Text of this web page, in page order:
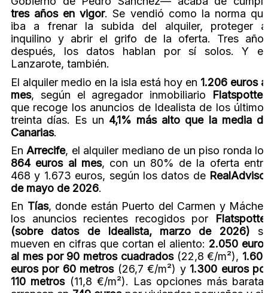
tres años en vigor. Se vendió como la norma
iba a frenar la subida del alquiler, proteger
inquilino y abrir el grifo de la oferta. Tres
después, los datos hablan por sí solos. Y
Lanzarote, también.
El alquiler medio en la isla está hoy en 1.206 euros
mes, según el agregador inmobiliario Flatspotter
que recoge los anuncios de Idealista de los
treinta días. Es un 4,1% más alto que la media
Canarias.
En Arrecife, el alquiler mediano de un piso ronda
864 euros al mes, con un 80% de la oferta
468 y 1.673 euros, según los datos de
de mayo de 2026.
En Tías, donde están Puerto del Carmen y
los anuncios recientes recogidos por
(sobre datos de Idealista, marzo de 2026)
mueven en cifras que cortan el aliento: 2.050
al mes por 90 metros cuadrados(22,8 €/m²),
euros por 60 metros(26,7 €/m²) y 1.300 euros
110 metros(11,8 €/m²). Las opciones más